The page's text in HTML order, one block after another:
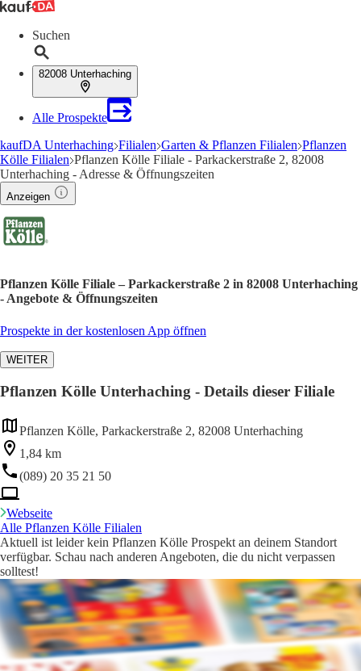
Suchen
82008 Unterhaching
Alle Prospekte
kaufDA Unterhaching Filialen Garten & Pflanzen Filialen Pflanzen
Kölle Filialen Pflanzen Kölle Filiale - Parkackerstraße 2, 82008
Unterhaching - Adresse & Öffnungszeiten
Anzeigen
Pflanzen Kölle Filiale – Parkackerstraße 2 in 82008 Unterhaching
- Angebote & Öffnungszeiten
Prospekte in der kostenlosen App öffnen
WEITER
Pflanzen Kölle Unterhaching - Details dieser Filiale
Pflanzen Kölle, Parkackerstraße 2, 82008 Unterhaching
1,84 km
(089) 20 35 21 50
Webseite
Alle Pflanzen Kölle Filialen
Aktuell ist leider kein Pflanzen Kölle Prospekt an deinem Standort
verfügbar. Schau nach anderen Angeboten, die du nicht verpassen
solltest!